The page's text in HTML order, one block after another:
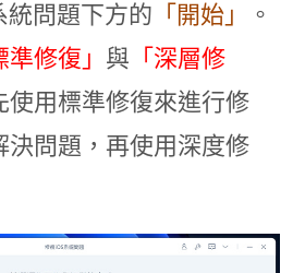
統問題下方的 「開始」
。
準修復」 與 「深層修
使用標準修復來進行修
決問題，再使用深度修